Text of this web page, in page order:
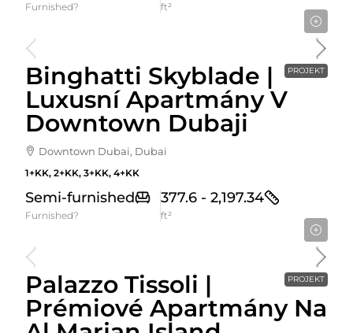
Furnished? ft²
PROJEKT
Binghatti Skyblade |
Luxusní Apartmány V
Downtown Dubaji
Downtown Dubai, Dubai
1+KK, 2+KK, 3+KK, 4+KK
Semi-furnished
Furnished?
377.6 - 2,197.34
ft²
PROJEKT
Palazzo Tissoli |
Prémiové Apartmány Na